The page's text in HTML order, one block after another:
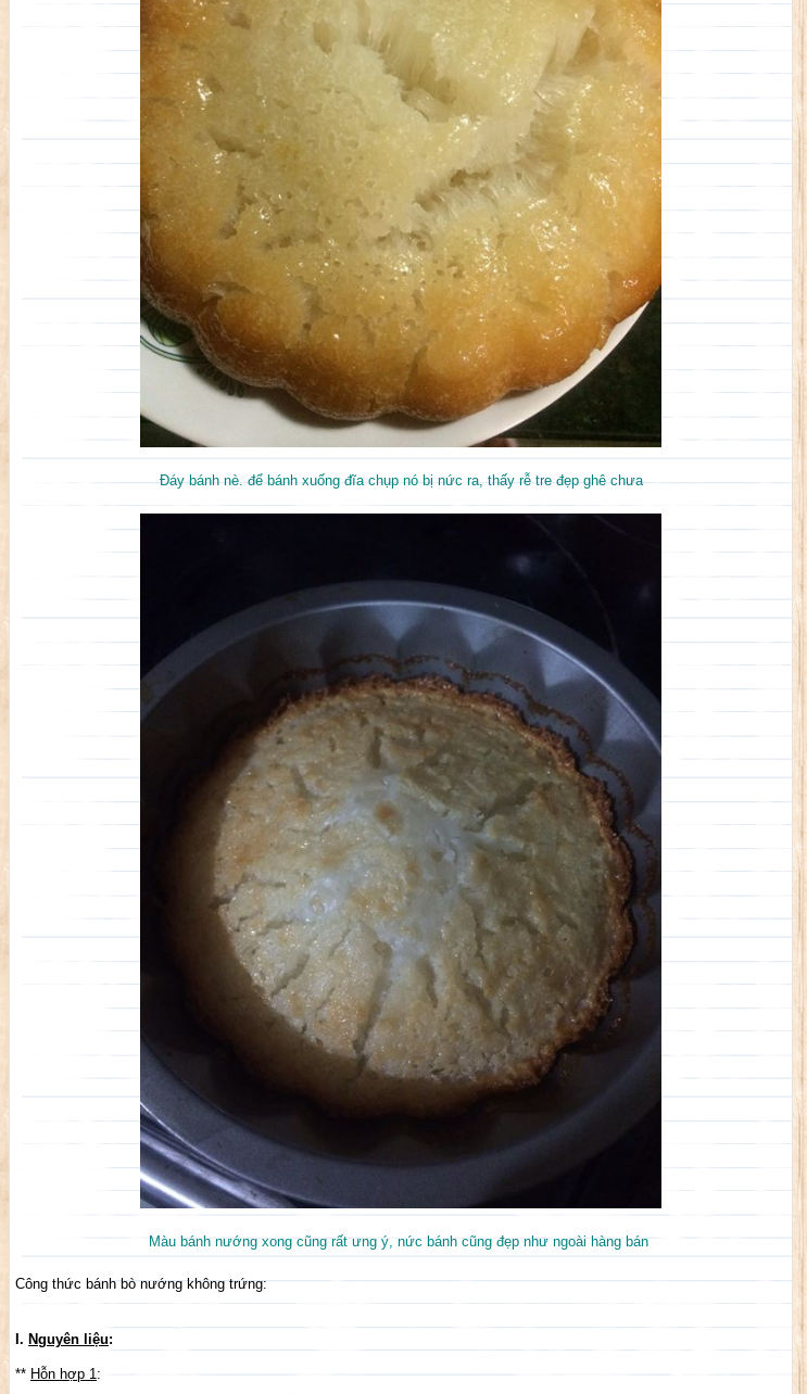
Đáy bánh nè. để bánh xuống đĩa chụp nó bị nức ra, thấy rễ tre đẹp ghê chưa
Màu bánh nướng xong cũng rất ưng ý, nức bánh cũng đẹp như ngoài hàng bán
Công thức bánh bò nướng không trứng:
I. Nguyên liệu:
** Hỗn hợp 1: